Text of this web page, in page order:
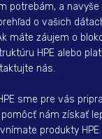
potrebám, a
o vašich
máte záujem o
HPE alebo
nás.
sme pre vás
nám získať
produkty